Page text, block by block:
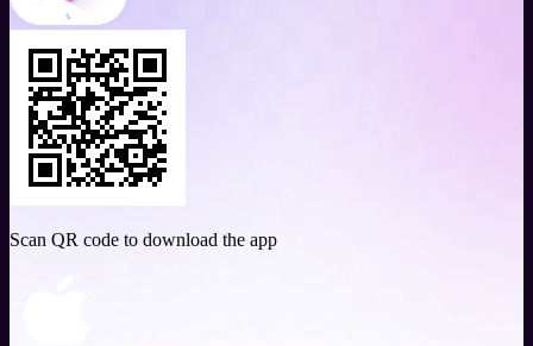
Scan QR code to download the app